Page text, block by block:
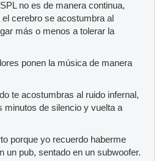
no es de manera continua,
cerebro se acostumbra al
más o menos a tolerar la
ponen la música de manera
te acostumbras al ruido infernal,
minutos de silencio y vuelta a
porque yo recuerdo haberme
un pub, sentado en un subwoofer.